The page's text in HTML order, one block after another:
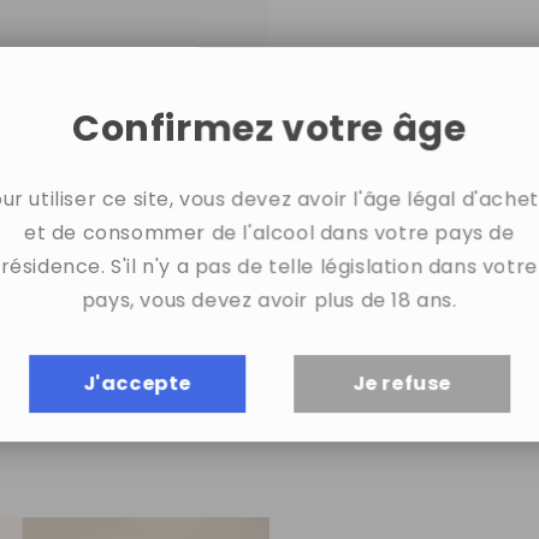
Confirmez votre âge
utiliser ce site, vous devez avoir l'âge légal
et de consommer de l'alcool dans votre pays de
résidence. S'il n'y a pas de telle législation dans votre
pays, vous devez avoir plus de 18 ans.
J'accepte Je refuse